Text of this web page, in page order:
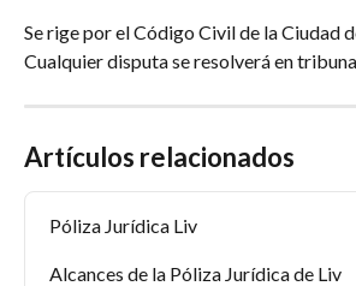
Se rige por el Código Civil de la Ciudad
Cualquier disputa se resolverá en
Artículos relacionados
Póliza Jurídica Liv
Alcances de la Póliza Jurídica de Liv